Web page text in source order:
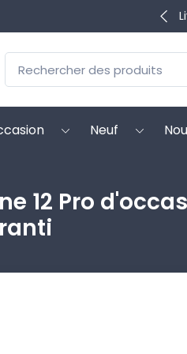
Neuf
12 Pro